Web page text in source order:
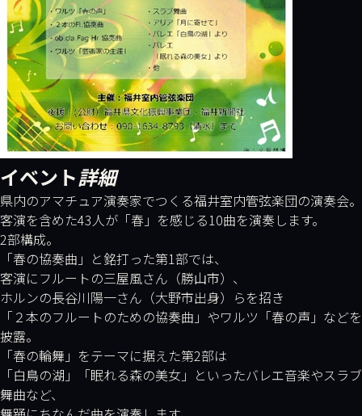
イベント詳細
県内のアマチュア演奏家でつくる福井室内管弦楽団の演奏会。
客演を含めた43人が「春」を感じる10曲を演奏します。
2部構成。
「春の協奏曲」と銘打った第1部では、
客演にフルートの三屋風さん（勝山市）、
ホルンの長谷川陽一さん（大野市出身）らを招き
「２本のフルートのための協奏曲」やワルツ「春の声」などを
披露。
「春の輪舞」をテーマに据えた第2部は
「白鳥の湖」「眠れる森の美女」といったバレエ音楽やスラブ
舞曲など、